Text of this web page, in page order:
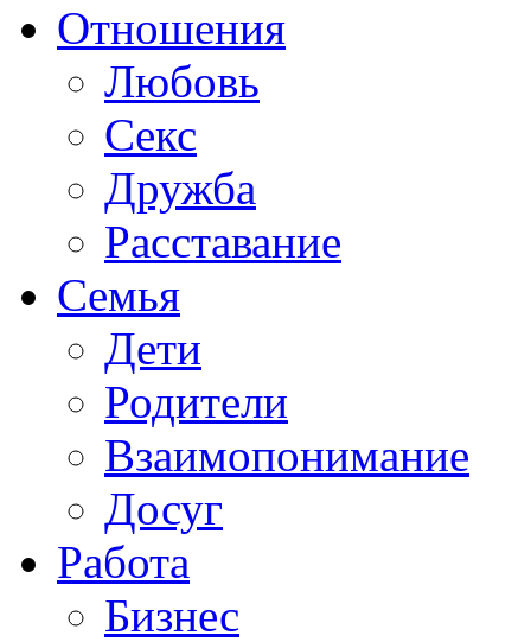
Отношения
Любовь
Секс
Дружба
Расставание
Семья
Дети
Родители
Взаимопонимание
Досуг
Работа
Бизнес